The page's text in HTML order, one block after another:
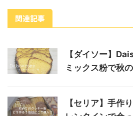
関連記事
【ダイソー】
ミックス粉で秋
【セリア】手作